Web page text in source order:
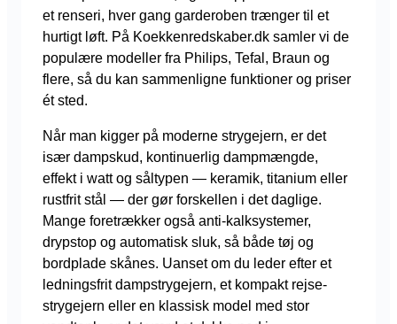
et renseri, hver gang garderoben trænger til et
hurtigt løft. På Koekkenredskaber.dk samler vi de
populære modeller fra Philips, Tefal, Braun og
flere, så du kan sammenligne funktioner og priser
ét sted.
Når man kigger på moderne strygejern, er det
især dampskud, kontinuerlig dampmængde,
effekt i watt og såltypen — keramik, titanium eller
rustfrit stål — der gør forskellen i det daglige.
Mange foretrækker også anti-kalksystemer,
drypstop og automatisk sluk, så både tøj og
bordplade skånes. Uanset om du leder efter et
ledningsfrit dampstrygejern, et kompakt rejse-
strygejern eller en klassisk model med stor